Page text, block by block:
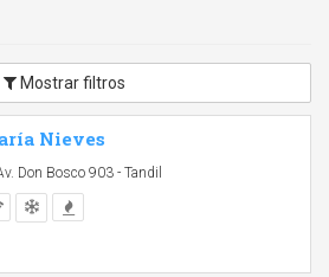
Mostrar filtros
Nieves
Don Bosco 903 - Tandil